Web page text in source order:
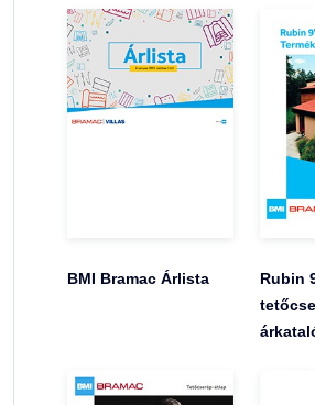
BMI Bramac Árlista
Rubin